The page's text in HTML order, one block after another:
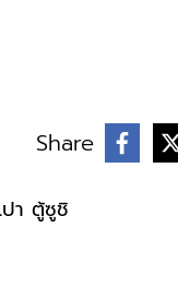
Share
ปา ตู้ซูชิ